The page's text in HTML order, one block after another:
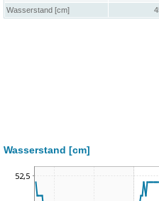
Wasserstand [cm]
Wasserstand [cm]